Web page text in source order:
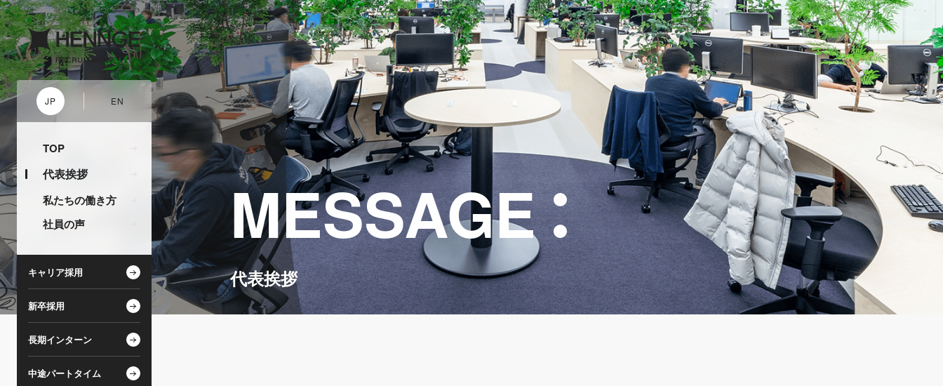
JP EN
TOP
代表挨拶
私たちの働き方
社員の声
キャリア採用
新卒採用
長期インターン
中途パートタイム
MESSAGE
代表挨拶